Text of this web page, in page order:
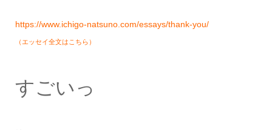
https://www.ichigo-natsuno.com/essays/thank-you/
（エッセイ全文はこちら）
すごいっ